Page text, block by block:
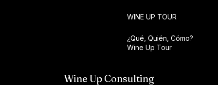
WINE UP TOUR
¿Qué, Quién, Cómo?
Wine Up Tour
Wine Up Consulting